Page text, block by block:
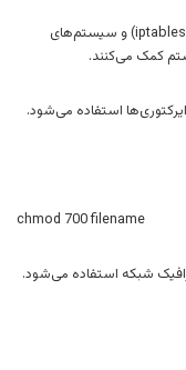
علاوه بر این، سرویس‌هایی مانند فایروال (iptables، firewalld) و سیستم‌های
chmod 700 filename